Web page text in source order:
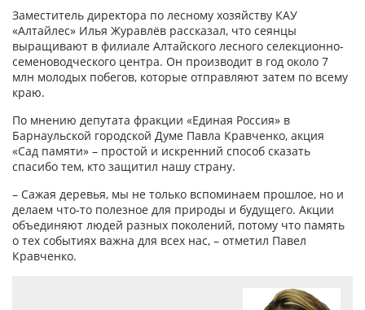
Заместитель директора по лесному хозяйству КАУ
«Алтайлес» Илья Журавлёв рассказал, что сеянцы
выращивают в филиале Алтайского лесного селекционно-
семеноводческого центра. Он производит в год около 7
млн молодых побегов, которые отправляют затем по всему
краю.
По мнению депутата фракции «Единая Россия» в
Барнаульской городской Думе Павла Кравченко, акция
«Сад памяти» – простой и искренний способ сказать
спасибо тем, кто защитил нашу страну.
– Сажая деревья, мы не только вспоминаем прошлое, но и
делаем что-то полезное для природы и будущего. Акции
объединяют людей разных поколений, потому что память
о тех событиях важна для всех нас, – отметил Павел
Кравченко.